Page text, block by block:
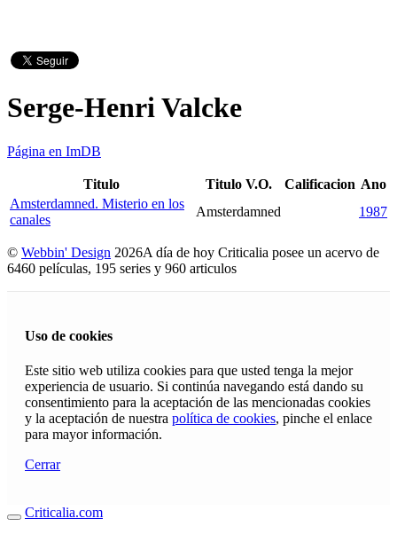
Serge-Henri Valcke
Página en ImDB
Titulo Titulo V.O. Calificacion Ano
Amsterdamned. Misterio en los
canales
Amsterdamned 1987
© Webbin' Design 2026A día de hoy Criticalia posee un acervo de
6460 películas, 195 series y 960 articulos
Uso de cookies
Este sitio web utiliza cookies para que usted tenga la mejor
experiencia de usuario. Si continúa navegando está dando su
consentimiento para la aceptación de las mencionadas cookies
y la aceptación de nuestra política de cookies, pinche el enlace
para mayor información.
Cerrar
Criticalia.com